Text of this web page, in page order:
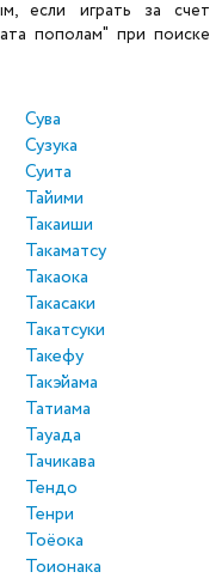
если играть за счет
пополам" при поиске
Сува
Сузука
Суита
Тайими
Такаиши
Такаматсу
Такаока
Такасаки
Такатсуки
Такефу
Такэйама
Татиама
Тауада
Тачикава
Тендо
Тенри
Тоёока
Тоионака